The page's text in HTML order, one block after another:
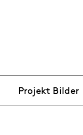
Projekt Bilder